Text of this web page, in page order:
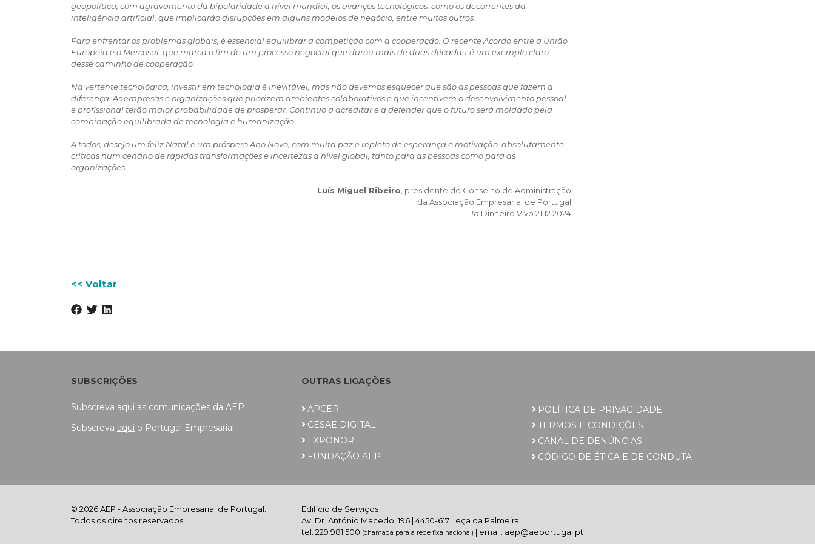
geopolítica, com agravamento da bipolaridade a nível mundial, os avanços tecnológicos, como os decorrentes da
inteligência artificial, que implicarão disrupções em alguns modelos de negócio, entre muitos outros.
Para enfrentar os problemas globais, é essencial equilibrar a competição com a cooperação. O recente Acordo entre a União
Europeia e o Mercosul, que marca o fim de um processo negocial que durou mais de duas décadas, é um exemplo claro
desse caminho de cooperação.
Na vertente tecnológica, investir em tecnologia é inevitável, mas não devemos esquecer que são as pessoas que fazem a
diferença. As empresas e organizações que priorizem ambientes colaborativos e que incentivem o desenvolvimento pessoal
e profissional terão maior probabilidade de prosperar. Continuo a acreditar e a defender que o futuro será moldado pela
combinação equilibrada de tecnologia e humanização.
A todos, desejo um feliz Natal e um próspero Ano Novo, com muita paz e repleto de esperança e motivação, absolutamente
críticas num cenário de rápidas transformações e incertezas a nível global, tanto para as pessoas como para as
organizações.
Luís Miguel Ribeiro , presidente do Conselho de Administração
da Associação Empresarial de Portugal
In Dinheiro Vivo 21.12.2024
<< Voltar
SUBSCRIÇÕES
Subscreva aqui as comunicações da AEP
Subscreva aqui o Portugal Empresarial
OUTRAS LIGAÇÕES
APCER
CESAE DIGITAL
EXPONOR
FUNDAÇÃO AEP
POLÍTICA DE PRIVACIDADE
TERMOS E CONDIÇÕES
CANAL DE DENÚNCIAS
CÓDIGO DE ÉTICA E DE CONDUTA
© 2026 AEP - Associação Empresarial de Portugal.
Todos os direitos reservados
Edifício de Serviços
Av. Dr. António Macedo, 196 | 4450-617 Leça da Palmeira
tel: 229 981 500 (chamada para a rede fixa nacional) | email: aep@aeportugal.pt